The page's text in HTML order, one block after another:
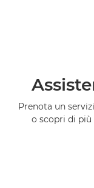
Prenota un
o scopri di più